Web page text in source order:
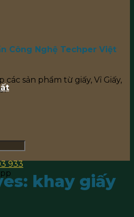
Công Nghệ Techper Việt
sản phẩm từ giấy, Vỉ Giấy,
933
khay giấy